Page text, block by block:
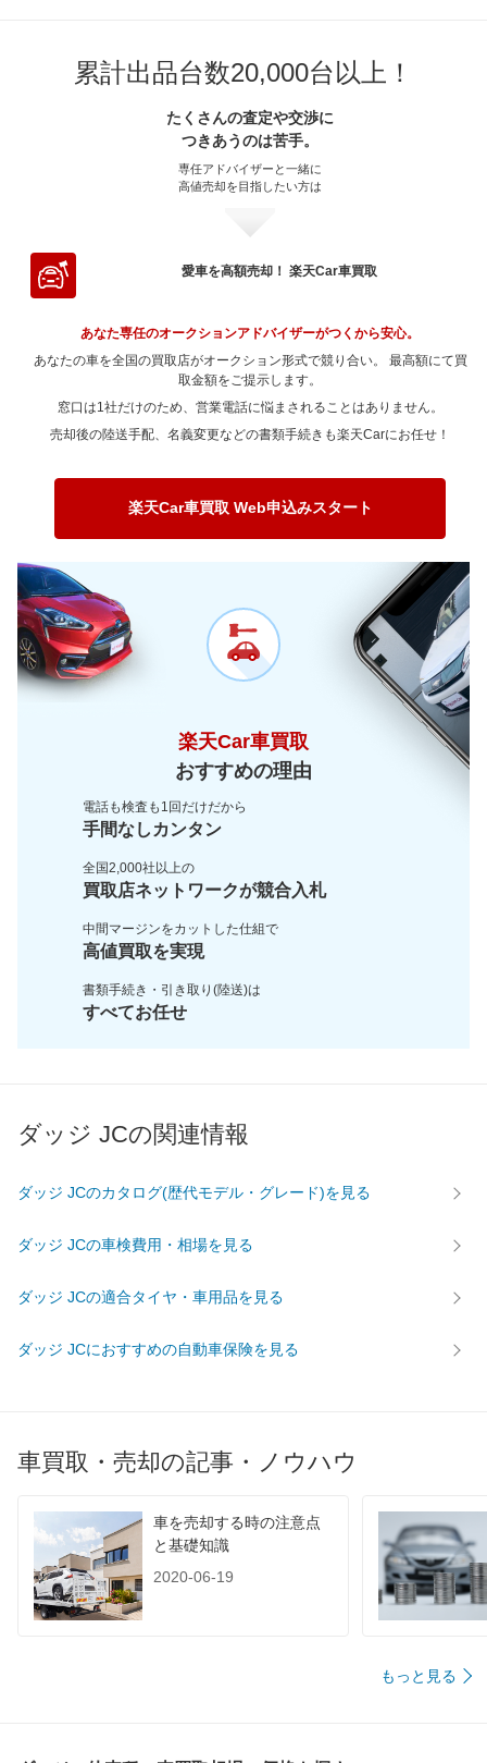
累計出品台数20,000台以上！
たくさんの査定や交渉に
つきあうのは苦手。
専任アドバイザーと一緒に
高値売却を目指したい方は
愛車を高額売却！ 楽天Car車買取
あなた専任のオークションアドバイザーがつくから安心。
あなたの車を全国の買取店がオークション形式で競り合い。 最高額にて買
取金額をご提示します。
窓口は1社だけのため、営業電話に悩まされることはありません。
売却後の陸送手配、名義変更などの書類手続きも楽天Carにお任せ！
楽天Car車買取 Web申込みスタート
楽天Car車買取
おすすめの理由
電話も検査も1回だけだから
手間なしカンタン
全国2,000社以上の
買取店ネットワークが競合入札
中間マージンをカットした仕組で
高値買取を実現
書類手続き・引き取り(陸送)は
すべてお任せ
ダッジ JCの関連情報
ダッジ JCのカタログ(歴代モデル・グレード)を見る
ダッジ JCの車検費用・相場を見る
ダッジ JCの適合タイヤ・車用品を見る
ダッジ JCにおすすめの自動車保険を見る
車買取・売却の記事・ノウハウ
車を売却する時の注意点
と基礎知識
2020-06-19
もっと見る